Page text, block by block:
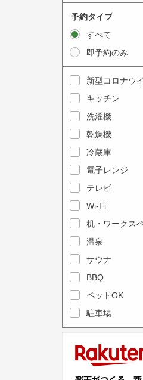
t
h
c
a
l
n
d
a
r
a
n
s
e
l
c
w
i
t
h
t
h
c
a
l
e
n
d
r
a
n
s
e
e
予約タイプ
すべて
即予約のみ
新型コロナウ
キッチン
洗濯機
乾燥機
冷蔵庫
電子レンジ
テレビ
Wi-Fi
机・ワークス
温泉
サウナ
BBQ
ペットOK
駐車場